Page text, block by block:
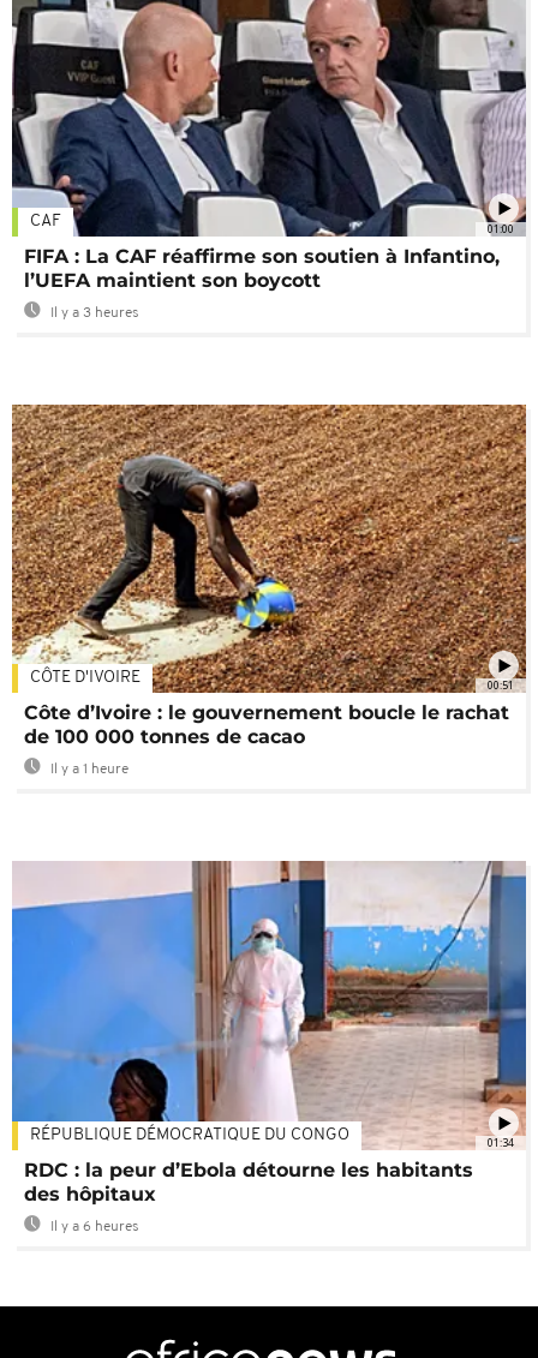
01:00
CAF
FIFA : La CAF réaffirme son soutien à Infantino,
l’UEFA maintient son boycott
Il y a 3 heures
00:51
CÔTE D'IVOIRE
Côte d’Ivoire : le gouvernement boucle le rachat
de 100 000 tonnes de cacao
Il y a 1 heure
01:34
RÉPUBLIQUE DÉMOCRATIQUE DU CONGO
RDC : la peur d’Ebola détourne les habitants
des hôpitaux
Il y a 6 heures